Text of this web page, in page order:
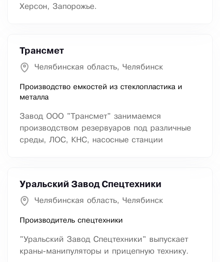
Херсон, Запорожье.
Трансмет
Челябинская область, Челябинск
Производство емкостей из стеклопластика и
металла
Завод ООО "Трансмет" занимаемся
производством резервуаров под различные
среды, ЛОС, КНС, насосные станции
Уральский Завод Спецтехники
Челябинская область, Челябинск
Производитель спецтехники
"Уральский Завод Спецтехники" выпускает
краны-манипуляторы и прицепную технику.